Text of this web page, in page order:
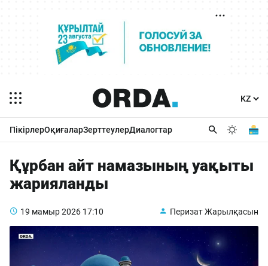
ПікірлерОқиғаларЗерттеулерДиалогтар
Құрбан айт намазының уақыты
жарияланды
19 мамыр 2026 17:10 Перизат Жарылқасын